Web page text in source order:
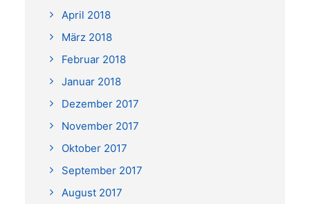
April 2018
März 2018
Februar 2018
Januar 2018
Dezember 2017
November 2017
Oktober 2017
September 2017
August 2017